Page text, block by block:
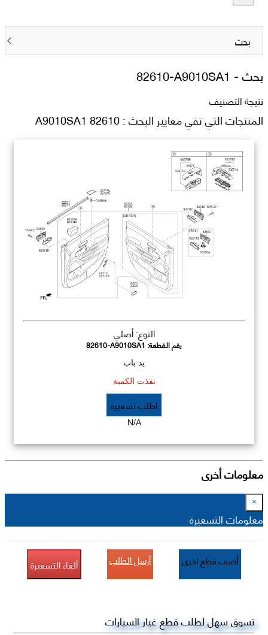
بحث
بحث - 82610-A9010SA1
نتيجة التصنيف
المنتجات التي تفي معايير البحث : 82610 A9010SA1
النوع: أصلي
رقم القطعة: 82610-A9010SA1
يد باب
نفذت الكمية
اطلب تسعيرة
N/A
معلومات أخرى
×
معلومات التسعيرة
أضف قطع اخرى أرسل الطلب ألغاء التسعيرة
تسوق سهل لطلب قطع غيار السيارات